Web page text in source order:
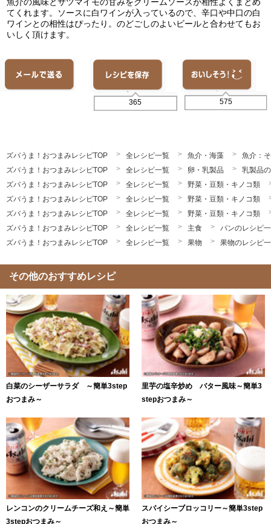
てくれます。ソースに白ワインが入っているので、辛口や中口の白
ワインとの相性はぴったり。のどごしのよいビールと合わせてもお
いしく頂けます。
365 575
ズバうま！おつまみレシピTOP 全レシピ一覧 魚介・海藻
魚介：
ズバうま！おつまみレシピTOP
全レシピ一覧 卵・乳製品
乳製品
ズバうま！おつまみレシピTOP
全レシピ一覧
野菜・豆類・キノコ類
ズバうま！おつまみレシピTOP
全レシピ一覧
野菜・豆類・キノコ類
ズバうま！おつまみレシピTOP
全レシピ一覧
野菜・豆類・キノコ類
ズバうま！おつまみレシピTOP
全レシピ一覧 主食
パンのレシピ
ズバうま！おつまみレシピTOP
全レシピ一覧 果物 果物のレシピ
その他のおすすめレシピ
白菜のシーザーサラダ ～簡単3step
おつまみ～
里芋の塩辛炒め バター風味～簡単3
stepおつまみ～
レンコンのクリームチーズ和え～簡単
3stepおつまみ～
スパイシーブロッコリー～簡単3step
おつまみ～